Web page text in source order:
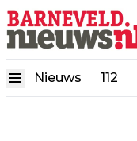
Nieuws 112